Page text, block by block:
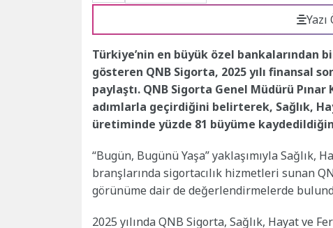
Türkiye’nin en büyük özel bankalarından
gösteren QNB Sigorta, 2025 yılı finansal
paylaştı. QNB Sigorta Genel Müdürü
adımlarla geçirdiğini belirterek, Sağlık,
üretiminde yüzde 81 büyüme
“Bugün, Bugünü Yaşa” yaklaşımıyla
branşlarında sigortacılık hizmetleri sunan
görünüme dair de değerlendirmelerde
2025 yılında QNB Sigorta, Sağlık, Hayat ve